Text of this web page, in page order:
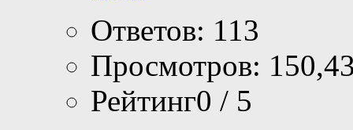
Ответов: 113
Просмотров:
Рейтинг0 / 5